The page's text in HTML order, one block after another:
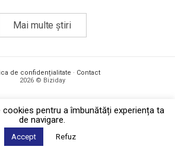
Mai multe știri
de confidențialitate · Contact
2026 © Biziday
pentru a îmbunătăți experiența ta
de navigare.
Accept Refuz